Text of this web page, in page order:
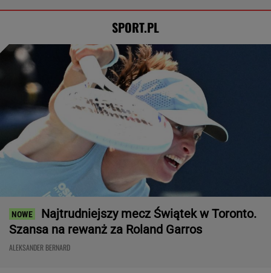
SPORT.PL
Najtrudniejszy mecz Świątek w Toronto.
Szansa na rewanż za Roland Garros
ALEKSANDER BERNARD